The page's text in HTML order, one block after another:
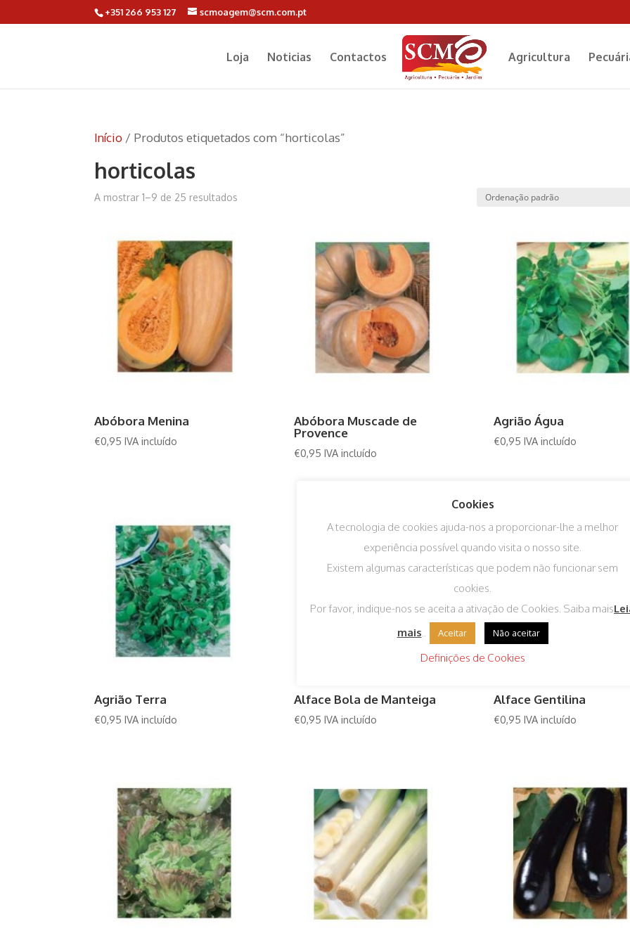
+351 266 953 127 scmoagem@scm.com.pt
Loja Noticias Contactos Agricultura
Início / Produtos etiquetados com “horticolas”
horticolas
A mostrar 1–9 de 25 resultados
Abóbora Menina
€0,95 IVA incluído
Abóbora Muscade de
Provence
€0,95 IVA incluído
Agrião Água
€0,95 IVA incluído
Agrião Terra
€0,95 IVA incluído
Alface Bola de Manteiga
€0,95 IVA incluído
Alface Gentilina
€0,95 IVA incluído
Cookies
A tecnologia de cookies ajuda-nos a proporcionar-lhe a melhor
experiência possível quando visita o nosso site.
Existem algumas características que podem não funcionar sem
cookies.
Por favor, indique-nos se aceita a ativação de Cookies. Saiba mais
mais
Aceitar Não aceitar
Definições de Cookies